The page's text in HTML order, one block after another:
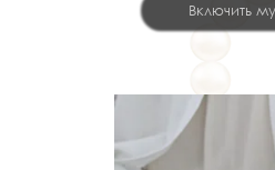
Включить